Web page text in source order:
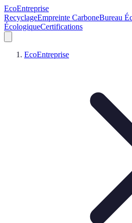
EcoEntreprise
RecyclageEmpreinte CarboneBureau
ÉcologiqueCertifications
EcoEntreprise